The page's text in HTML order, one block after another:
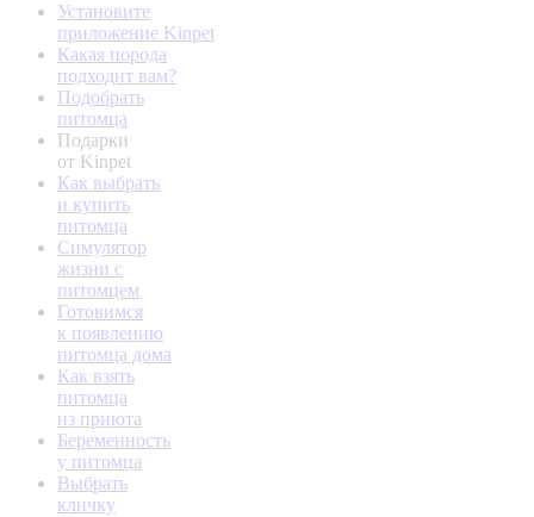
Установите
приложение Kinpet
Какая порода
подходит вам?
Подобрать
питомца
Подарки
от Kinpet
Как выбрать
и купить
питомца
Симулятор
жизни с
питомцем
Готовимся
к появлению
питомца дома
Как взять
питомца
из приюта
Беременность
у питомца
Выбрать
кличку